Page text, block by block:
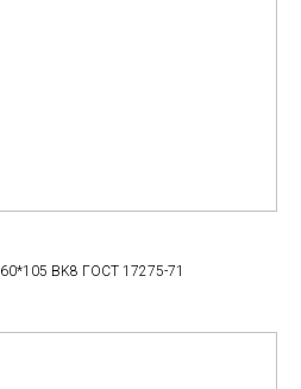
BK8 ГОСТ 17275-71